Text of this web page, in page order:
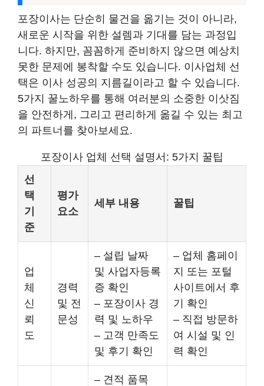
포장이사는 단순히 물건을 옮기는 것이 아니라,
새로운 시작을 위한 설렘과 기대를 담는 과정입
니다. 하지만, 꼼꼼하게 준비하지 않으면 예상치
못한 문제에 봉착할 수도 있습니다. 이사업체 선
택은 이사 성공의 지름길이라고 할 수 있습니다.
5가지 꿀노하우를 통해 여러분의 소중한 이삿짐
을 안전하게, 그리고 편리하게 옮길 수 있는 최고
의 파트너를 찾아보세요.
포장이사 업체 선택 설명서: 5가지 꿀팁
선
택
기
준
평가
요소
세부 내용 꿀팁
업
체
신
뢰
도
경력
및 전
문성
– 설립 날짜
및 사업자등록
증 확인
– 포장이사 경
력 및 노하우
– 고객 만족도
및 후기 확인
– 업체 홈페이
지 또는 포털
사이트에서 후
기 확인
– 직접 방문하
여 시설 및 인
력 확인
– 견적 품목